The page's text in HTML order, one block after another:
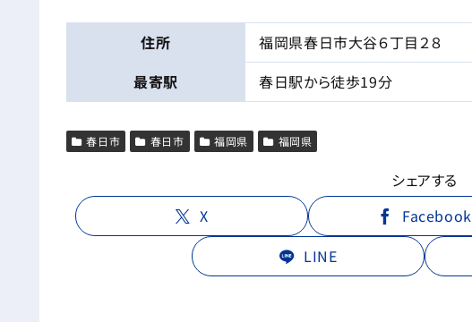
住所
福岡県春日市大谷６丁目２８
最寄駅
春日駅から徒歩19分
春日市 春日市 福岡県 福岡県
シェアする
X
Facebook
LINE